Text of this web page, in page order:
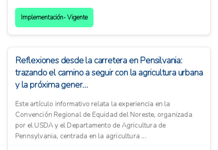
Implementación- Vigente
Reflexiones desde la carretera en Pensilvania:
trazando el camino a seguir con la agricultura urbana
y la próxima gener...
Este artículo informativo relata la experiencia en la
Convención Regional de Equidad del Noreste, organizada
por el USDA y el Departamento de Agricultura de
Pennsylvania, centrada en la agricultura ...